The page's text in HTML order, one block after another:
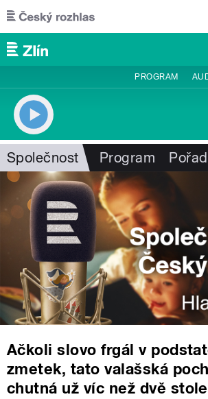
Přejít k hlavnímu obsahu
PROGRAM
Společnost Program
Ačkoli slovo frgál v
zmetek, tato valašská
chutná už víc než dvě